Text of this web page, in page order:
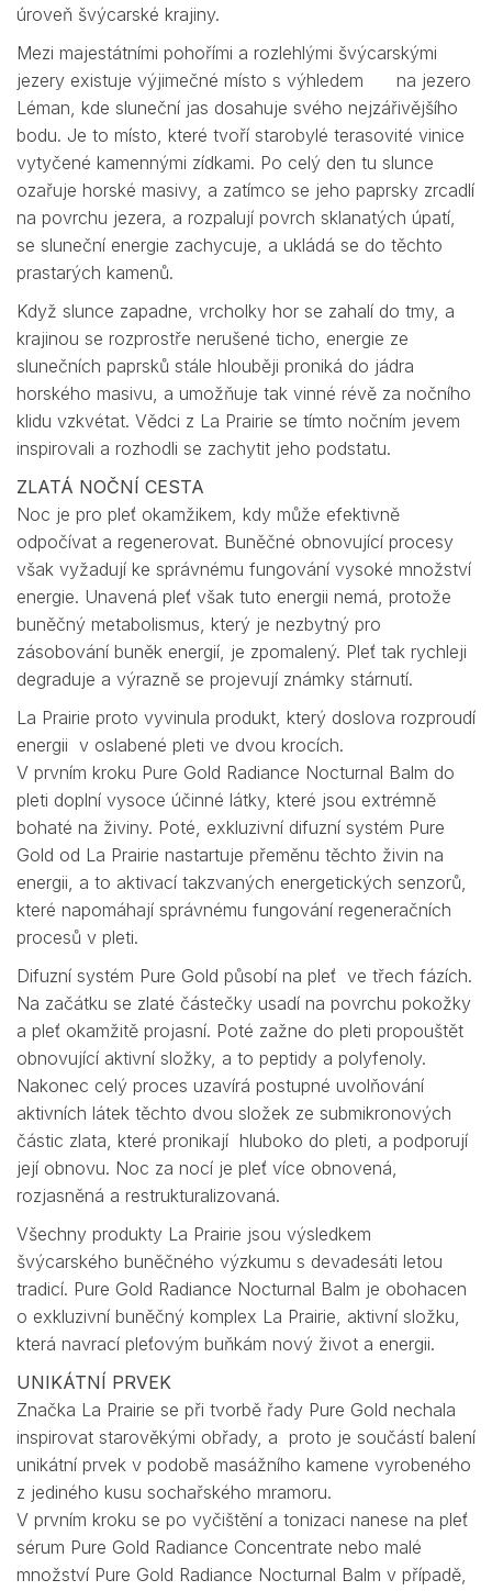
úroveň švýcarské krajiny.
Mezi majestátními pohořími a rozlehlými švýcarskými
jezery existuje výjimečné místo s výhledem na jezero
Léman, kde sluneční jas dosahuje svého nejzářivějšího
bodu. Je to místo, které tvoří starobylé terasovité vinice
vytyčené kamennými zídkami. Po celý den tu slunce
ozařuje horské masivy, a zatímco se jeho paprsky zrcadlí
na povrchu jezera, a rozpalují povrch sklanatých úpatí,
se sluneční energie zachycuje, a ukládá se do těchto
prastarých kamenů.
Když slunce zapadne, vrcholky hor se zahalí do tmy, a
krajinou se rozprostře nerušené ticho, energie ze
slunečních paprsků stále hlouběji proniká do jádra
horského masivu, a umožňuje tak vinné révě za nočního
klidu vzkvétat. Vědci z La Prairie se tímto nočním jevem
inspirovali a rozhodli se zachytit jeho podstatu.
ZLATÁ NOČNÍ CESTA
Noc je pro pleť okamžikem, kdy může efektivně
odpočívat a regenerovat. Buněčné obnovující procesy
však vyžadují ke správnému fungování vysoké množství
energie. Unavená pleť však tuto energii nemá, protože
buněčný metabolismus, který je nezbytný pro
zásobování buněk energií, je zpomalený. Pleť tak rychleji
degraduje a výrazně se projevují známky stárnutí.
La Prairie proto vyvinula produkt, který doslova rozproudí
energii v oslabené pleti ve dvou krocích.
V prvním kroku Pure Gold Radiance Nocturnal Balm do
pleti doplní vysoce účinné látky, které jsou extrémně
bohaté na živiny. Poté, exkluzivní difuzní systém Pure
Gold od La Prairie nastartuje přeměnu těchto živin na
energii, a to aktivací takzvaných energetických senzorů,
které napomáhají správnému fungování regeneračních
procesů v pleti.
Difuzní systém Pure Gold působí na pleť ve třech fázích.
Na začátku se zlaté částečky usadí na povrchu pokožky
a pleť okamžitě projasní. Poté zažne do pleti propouštět
obnovující aktivní složky, a to peptidy a polyfenoly.
Nakonec celý proces uzavírá postupné uvolňování
aktivních látek těchto dvou složek ze submikronových
částic zlata, které pronikají hluboko do pleti, a podporují
její obnovu. Noc za nocí je pleť více obnovená,
rozjasněná a restrukturalizovaná.
Všechny produkty La Prairie jsou výsledkem
švýcarského buněčného výzkumu s devadesáti letou
tradicí. Pure Gold Radiance Nocturnal Balm je obohacen
o exkluzivní buněčný komplex La Prairie, aktivní složku,
která navrací pleťovým buňkám nový život a energii.
UNIKÁTNÍ PRVEK
Značka La Prairie se při tvorbě řady Pure Gold nechala
inspirovat starověkými obřady, a proto je součástí balení
unikátní prvek v podobě masážního kamene vyrobeného
z jediného kusu sochařského mramoru.
V prvním kroku se po vyčištění a tonizaci nanese na pleť
sérum Pure Gold Radiance Concentrate nebo malé
množství Pure Gold Radiance Nocturnal Balm v případě,